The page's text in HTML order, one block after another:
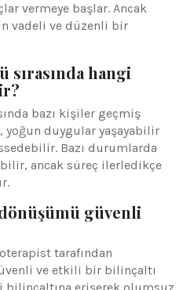
vermeye başlar. Ancak
vadeli ve düzenli bir
sırasında hangi
bazı kişiler geçmiş
yoğun duygular yaşayabilir
Bazı durumlarda
ancak süreç ilerledikçe
güvenli
tarafından
ve etkili bir bilinçaltı